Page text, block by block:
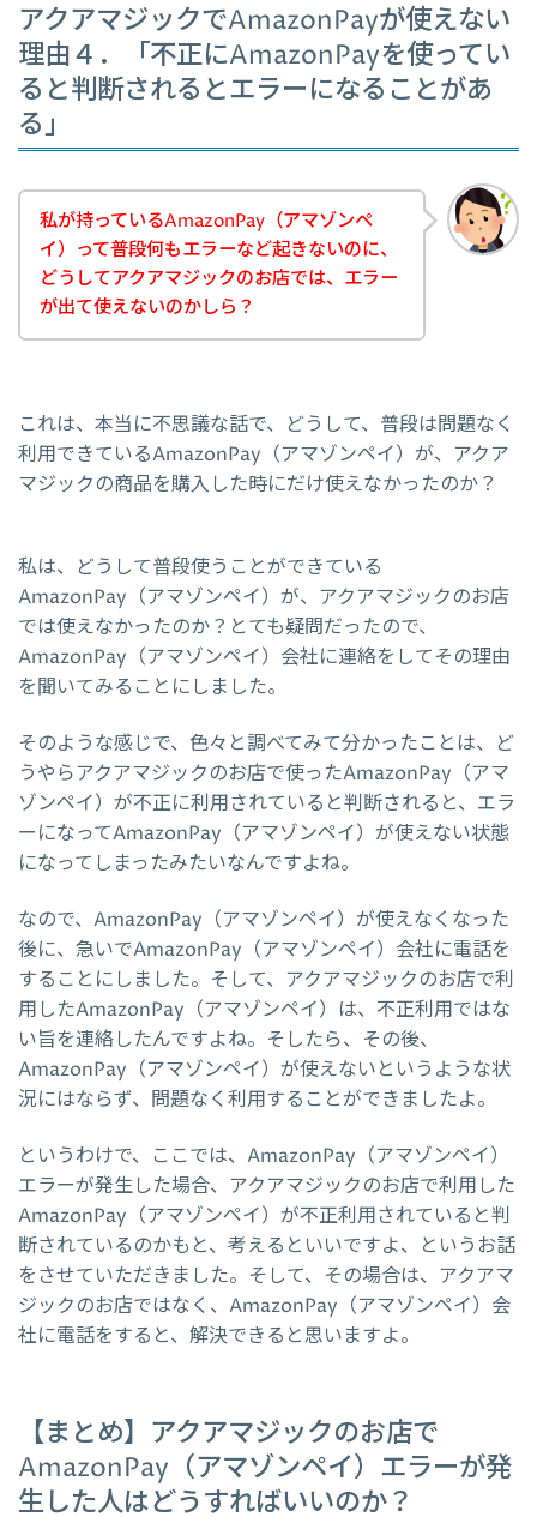
アクアマジックでAmazonPayが使えない
理由４．「不正にAmazonPayを使ってい
ると判断されるとエラーになることがあ
る」
私が持っているAmazonPay（アマゾンペ
イ）って普段何もエラーなど起きないのに、
どうしてアクアマジックのお店では、エラー
が出て使えないのかしら？
これは、本当に不思議な話で、どうして、普段は問題なく
利用できているAmazonPay（アマゾンペイ）が、アクア
マジックの商品を購入した時にだけ使えなかったのか？
私は、どうして普段使うことができている
AmazonPay（アマゾンペイ）が、アクアマジックのお店
では使えなかったのか？とても疑問だったので、
AmazonPay（アマゾンペイ）会社に連絡をしてその理由
を聞いてみることにしました。
そのような感じで、色々と調べてみて分かったことは、ど
うやらアクアマジックのお店で使ったAmazonPay（アマ
ゾンペイ）が不正に利用されていると判断されると、エラ
ーになってAmazonPay（アマゾンペイ）が使えない状態
になってしまったみたいなんですよね。
なので、AmazonPay（アマゾンペイ）が使えなくなった
後に、急いでAmazonPay（アマゾンペイ）会社に電話を
することにしました。そして、アクアマジックのお店で利
用したAmazonPay（アマゾンペイ）は、不正利用ではな
い旨を連絡したんですよね。そしたら、その後、
AmazonPay（アマゾンペイ）が使えないというような状
況にはならず、問題なく利用することができましたよ。
というわけで、ここでは、AmazonPay（アマゾンペイ）
エラーが発生した場合、アクアマジックのお店で利用した
AmazonPay（アマゾンペイ）が不正利用されていると判
断されているのかもと、考えるといいですよ、というお話
をさせていただきました。そして、その場合は、アクアマ
ジックのお店ではなく、AmazonPay（アマゾンペイ）会
社に電話をすると、解決できると思いますよ。
【まとめ】アクアマジックのお店で
AmazonPay（アマゾンペイ）エラーが発
生した人はどうすればいいのか？